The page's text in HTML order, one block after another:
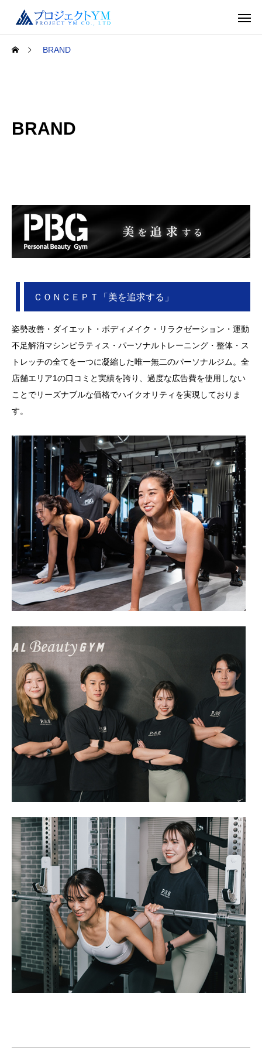
BRAND
BRAND
ＣＯＮＣＥＰＴ「美を追求する」
姿勢改善・ダイエット・ボディメイク・リラクゼーション・運動
不足解消マシンピラティス・パーソナルトレーニング・整体・ス
トレッチの全てを一つに凝縮した唯一無二のパーソナルジム。全
店舗エリア1の口コミと実績を誇り、過度な広告費を使用しない
ことでリーズナブルな価格でハイクオリティを実現しておりま
す。